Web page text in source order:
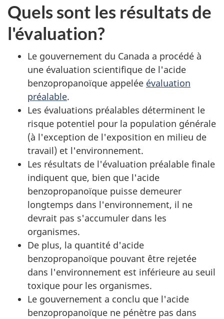
Quels sont les résultats de
l'évaluation?
Le gouvernement du Canada a procédé à
une évaluation scientifique de l'acide
benzopropanoïque appelée évaluation
préalable.
Les évaluations préalables déterminent le
risque potentiel pour la population générale
(à l'exception de l'exposition en milieu de
travail) et l'environnement.
Les résultats de l'évaluation préalable finale
indiquent que, bien que l'acide
benzopropanoïque puisse demeurer
longtemps dans l'environnement, il ne
devrait pas s'accumuler dans les
organismes.
De plus, la quantité d'acide
benzopropanoïque pouvant être rejetée
dans l'environnement est inférieure au seuil
toxique pour les organismes.
Le gouvernement a conclu que l'acide
benzopropanoïque ne pénètre pas dans